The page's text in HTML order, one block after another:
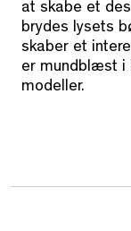
at skabe et
brydes lysets
skaber et
er mundblæst i
modeller.